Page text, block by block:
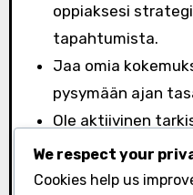
oppiaksesi
tapahtumista.
Jaa omia
pysymään ajan
Ole aktiivinen
virallisissa
We respect your
Cookies help us